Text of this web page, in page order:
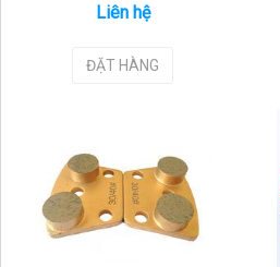
Liên hệ
ĐẶT HÀNG